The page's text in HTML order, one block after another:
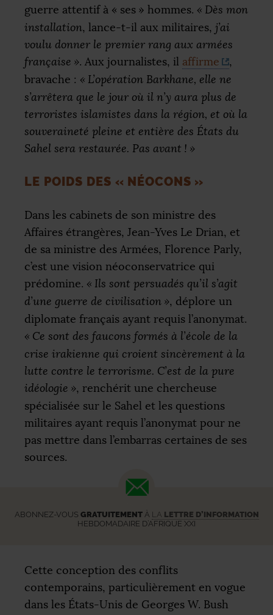
guerre attentif à « ses » hommes. « Dès mon
installation, lance-t-il aux militaires, j’ai
voulu donner le premier rang aux armées
française ». Aux journalistes, il affirme
,
bravache : « L’opération Barkhane, elle ne
s’arrêtera que le jour où il n’y aura plus de
terroristes islamistes dans la région, et où la
souveraineté pleine et entière des États du
Sahel sera restaurée. Pas avant ! »
LE POIDS DES « NÉOCONS »
Dans les cabinets de son ministre des
Affaires étrangères, Jean-Yves Le Drian, et
de sa ministre des Armées, Florence Parly,
c’est une vision néoconservatrice qui
prédomine. « Ils sont persuadés qu’il s’agit
d’une guerre de civilisation », déplore un
diplomate français ayant requis l’anonymat.
« Ce sont des faucons formés à l’école de la
crise irakienne qui croient sincèrement à la
lutte contre le terrorisme. C’est de la pure
idéologie », renchérit une chercheuse
spécialisée sur le Sahel et les questions
militaires ayant requis l’anonymat pour ne
pas mettre dans l’embarras certaines de ses
sources.
ABONNEZ-VOUS GRATUITEMENTÀ LA LETTRE D’INFORMATION
HEBDOMADAIRE D’AFRIQUE XXI
Cette conception des conflits
contemporains, particulièrement en vogue
dans les États-Unis de Georges W. Bush